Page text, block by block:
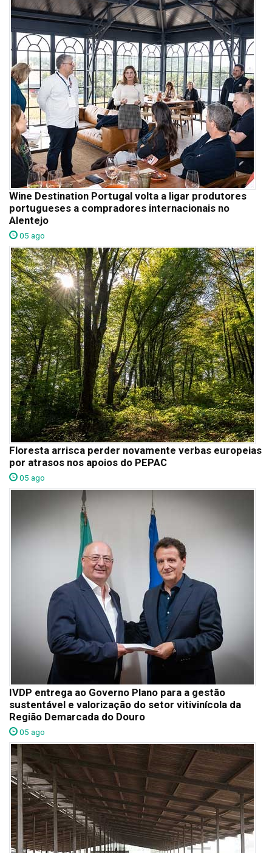
Wine Destination Portugal volta a ligar produtores
portugueses a compradores internacionais no
Alentejo
05 ago
Floresta arrisca perder novamente verbas europeias
por atrasos nos apoios do PEPAC
05 ago
IVDP entrega ao Governo Plano para a gestão
sustentável e valorização do setor vitivinícola da
Região Demarcada do Douro
05 ago